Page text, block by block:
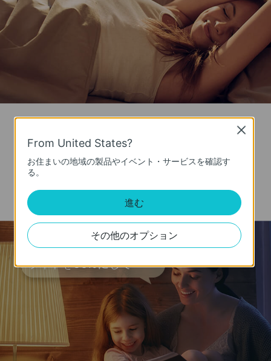
オッケー Google、
ライトを50%にして
Amazon AlexaとGoogleアシスタントに対応し
ているので、連携させることで細々とした操作
無しでランプの操作が可能です。
From United States?
お住まいの地域の製品やイベント・サービスを確認す
る。
進む
その他のオプション
Close